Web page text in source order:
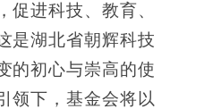
促进科技、教育、
是湖北省朝辉科技
的初心与崇高的使
领下，基金会将以